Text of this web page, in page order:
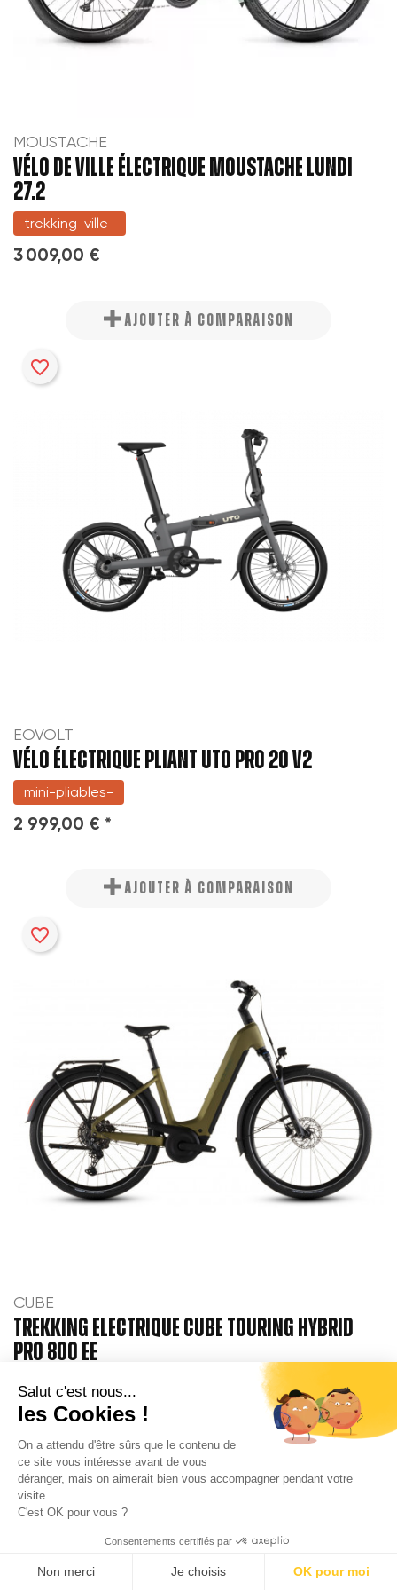
MOUSTACHE
VÉLO DE VILLE ÉLECTRIQUE MOUSTACHE LUNDI
27.2
trekking-ville-
3 009,00 €
AJOUTER À COMPARAISON
EOVOLT
VÉLO ÉLECTRIQUE PLIANT UTO PRO 20 V2
mini-pliables-
2 999,00 € *
favorite_border
AJOUTER À COMPARAISON
CUBE
TREKKING ELECTRIQUE CUBE TOURING HYBRID
PRO 800 EE
trekking-ville-
3 209,00 €
favorite_border
AJOUTER À COMPARAISON
2 3 Suivant 
Salut c'est nous...
les Cookies !
On a attendu d'être sûrs que le contenu de
ce site vous intéresse avant de vous
déranger, mais on aimerait bien vous accompagner pendant votre
visite...
C'est OK pour vous ?
Consentements certifiés par
Non merci Je choisis OK pour moi